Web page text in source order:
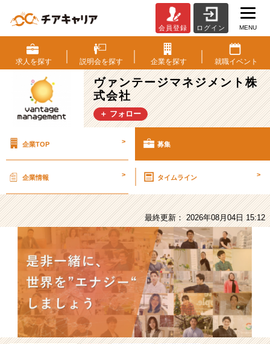
ァ
ン
テ
ー
ジ
マ
ネ
ン
式
採
用/
人
【WEB
コ
ン
会員登録 ログイン MENU
求人を探す 説明会を探す 企業を探す 就職イベント
ヴァンテージマネジメント株
式会社
＋ フォロー
企業TOP > 募集
企業情報 > タイムライン >
最終更新： 2026年08月04日 15:12